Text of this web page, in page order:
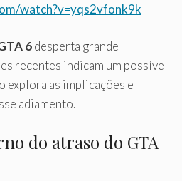
watch?v=yqs2vfonk9k
6desperta grande
recentes indicam um possível
explora as implicações e
adiamento.
do atraso do GTA